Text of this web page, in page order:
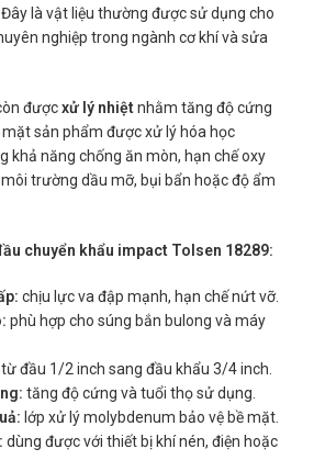
là vật liệu thường được sử dụng cho
nghiệp trong ngành cơ khí và sửa
đượcxử lý nhiệt nhằm tăng độ cứng
mặt sản phẩm được xử lý hóa học
khả năng chống ăn mòn, hạn chế oxy
trường dầu mỡ, bụi bẩn hoặc độ ẩm
chuyển khẩu impact Tolsen 18289:
chịu lực va đập mạnh, hạn chế nứt vỡ.
phù hợp cho súng bắn bulong và máy
từ đầu 1/2 inch sang đầu khẩu 3/4 inch.
tăng độ cứng và tuổi thọ sử dụng.
lớp xử lý molybdenum bảo vệ bề mặt.
dùng được với thiết bị khí nén, điện hoặc